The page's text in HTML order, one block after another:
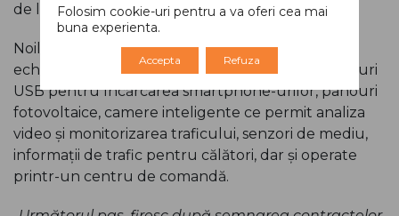
de luni.
Noile stații de așteptare din Piatra Neamț vor fi
echipate cu WiFi, ecrane tactile multimedia, porturi
USB pentru încărcarea smartphone-urilor, panouri
fotovoltaice, camere inteligente ce permit analiza
video și monitorizarea traficului, senzori de mediu,
informații de trafic pentru călători, dar și operate
printr-un centru de comandă.
Folosim cookie-uri pentru a va oferi cea mai
buna experienta.
Accepta Refuza